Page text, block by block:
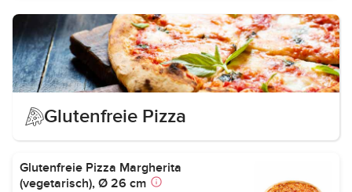
Glutenfreie Pizza
Glutenfreie Pizza Margherita
(vegetarisch), Ø 26 cm